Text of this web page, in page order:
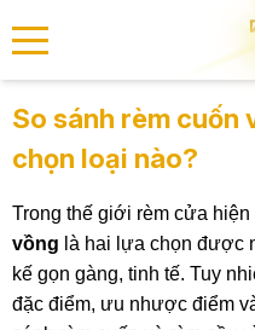
menu
So sánh rèm cuốn
chọn loại nào?
Trong thế giới rèm cửa hiện
vồng là hai lựa chọn được
kế gọn gàng, tinh tế. Tuy
đặc điểm, ưu nhược điểm